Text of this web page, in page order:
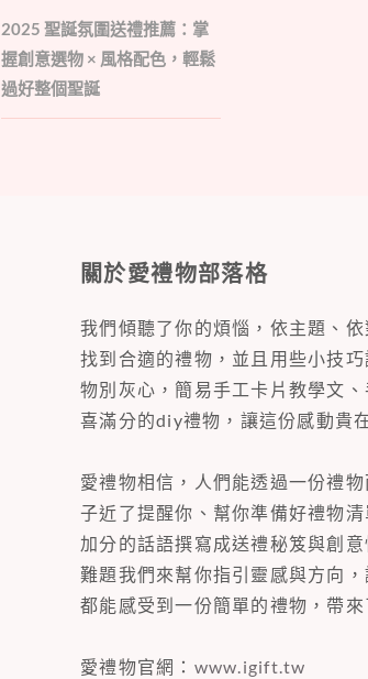
2025 聖誕氛圍送禮推薦：掌
握創意選物 × 風格配色，輕鬆
過好整個聖誕
關於愛禮物部落格
我們傾聽了你的煩惱，依主題、
找到合適的禮物，並且用些小技
物別灰心，簡易手工卡片教學文
喜滿分的diy禮物，讓這份感動貴
愛禮物相信，人們能透過一份禮
子近了提醒你、幫你準備好禮物
加分的話語撰寫成送禮秘笈與創
難題我們來幫你指引靈感與方向
都能感受到一份簡單的禮物，帶
愛禮物官網： www.igift.tw